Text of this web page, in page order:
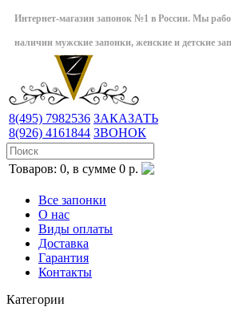
Интернет-магазин запонок №1 в России. Мы
наличии мужские запонки, женские и детские
8(495) 7982536
8(926) 4161844
ЗАКАЗАТЬ
ЗВОНОК
Товаров: 0, в сумме 0 р.
Все запонки
О нас
Виды оплаты
Доставка
Гарантия
Контакты
Категории